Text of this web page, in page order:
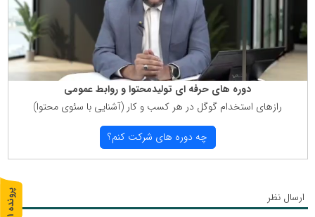
دوره های حرفه ای تولیدمحتوا و روابط عمومی
رازهای استخدام گوگل در هر كسب و كار (آشنایی با سئوی محتوا)
چه دوره های شركت كنم؟
ارسال نظر پ
ر
و
ن
د
ه
1